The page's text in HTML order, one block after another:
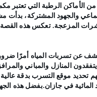
من الأماكن الرطبة التي
والجهود المشتركة، بدأت
المزعجة. تعكس هذه القصة
عن تسربات المياه أمرًا
المنازل والمباني
تحديد موقع التسرب بدقة
المائية في جازان.بفضل